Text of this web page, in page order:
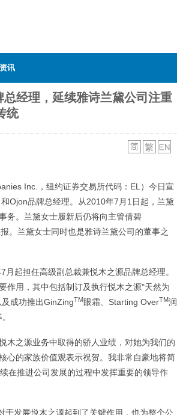
讯
经理，延续雅诗兰黛公司注重
统
Inc.，纽约证券交易所代码：EL）今日宣
Ojon品牌总经理。从2010年7月1日起，兰黛
务。兰黛女士履新后仍将向主管倩碧
。兰黛女士同时也是雅诗兰黛公司的董事之
起担任高级副总裁兼悦木之源品牌总经理。
作用，其中包括制订及执行悦木之源"天然为
成功推出GinZingTM眼霜、Starting OverTM润
木之源业务中取得的骄人业绩，对她为我们的
心的家族价值观表示祝贺。我非常自豪地将简
在推进公司发展的过程中发挥重要的领导作
发展悦木之源起到了关键作用，也为整个公